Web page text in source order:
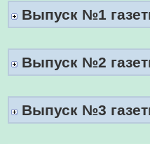
Выпуск №1
Выпуск №2
Выпуск №3